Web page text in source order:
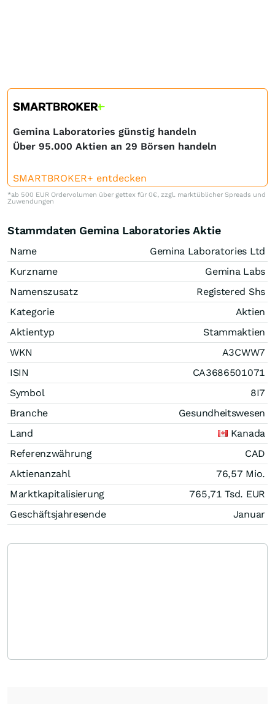
Gemina Laboratories günstig handeln
Über 95.000 Aktien an 29 Börsen handeln
SMARTBROKER+ entdecken
*ab 500 EUR Ordervolumen über gettex für 0€, zzgl. marktüblicher Spreads und
Zuwendungen
Stammdaten Gemina Laboratories Aktie
Name
Gemina Laboratories Ltd
Kurzname
Gemina Labs
Namenszusatz
Registered Shs
Kategorie
Aktien
Aktientyp
Stammaktien
WKN
A3CWW7
ISIN
CA3686501071
Symbol
8I7
Branche
Gesundheitswesen
Land
Kanada
Referenzwährung
CAD
Aktienanzahl
76,57 Mio.
Marktkapitalisierung
765,71 Tsd. EUR
Geschäftsjahresende
Januar